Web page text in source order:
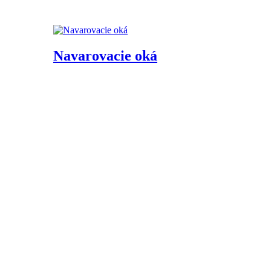
Navarovacie oká